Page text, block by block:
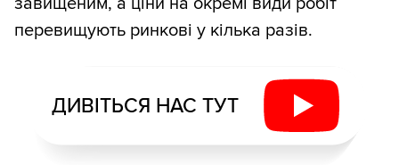
перевищують ринкові у кілька разів.
ДИВІТЬСЯ НАС ТУТ